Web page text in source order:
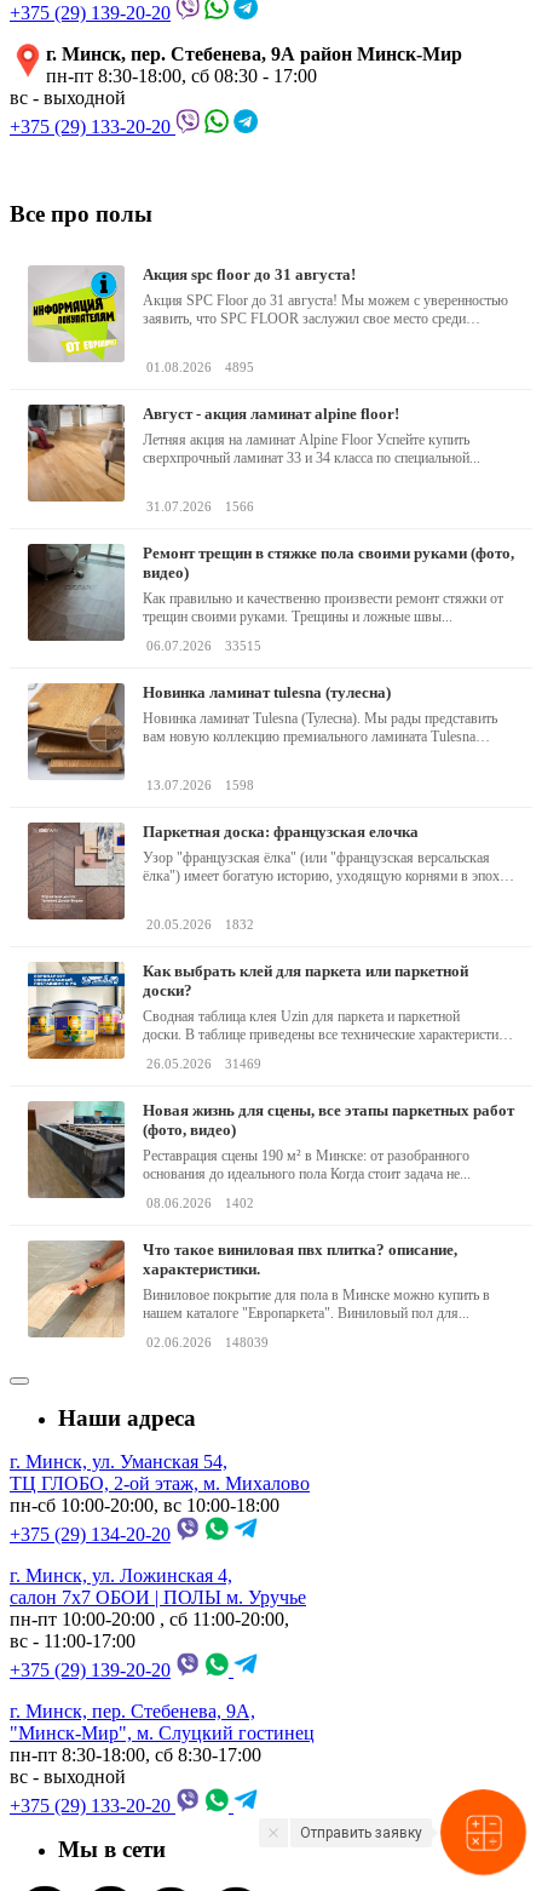
+375 (29) 139-20-20
г. Минск, пер. Стебенева, 9А район Минск-Мир
пн-пт 8:30-18:00, сб 08:30 - 17:00
вс - выходной
+375 (29) 133-20-20
Все про полы
акция spc floor до 31 августа!
Акция SPC Floor до 31 августа! Мы можем с уверенностью
заявить, что SPC FLOOR заслужил свое место среди
01.08.2026 4895
август - акция ламинат alpine floor!
Летняя акция на ламинат Alpine Floor Успейте купить
сверхпрочный ламинат 33 и 34 класса по специальной...
31.07.2026 1566
ремонт трещин в стяжке пола своими руками (фото,
видео)
Как правильно и качественно произвести ремонт стяжки от
трещин своими руками. Трещины и ложные швы...
06.07.2026 33515
новинка ламинат tulesna (тулесна)
Новинка ламинат Tulesna (Тулесна). Мы рады представить
вам новую коллекцию премиального ламината Tulesna
13.07.2026 1598
паркетная доска: французская елочка
Узор "французская ёлка" (или "французская версальская
ёлка") имеет богатую историю, уходящую корнями в эпоху
20.05.2026 1832
как выбрать клей для паркета или паркетной
доски?
Сводная таблица клея Uzin для паркета и паркетной
доски. В таблице приведены все технические характеристики
26.05.2026 31469
новая жизнь для сцены, все этапы паркетных работ
(фото, видео)
Реставрация сцены 190 м² в Минске: от разобранного
основания до идеального пола Когда стоит задача не...
08.06.2026 1402
что такое виниловая пвх плитка? описание,
характеристики.
Виниловое покрытие для пола в Минске можно купить в
нашем каталоге "Европаркета". Виниловый пол для...
02.06.2026 148039
Наши адреса
г. Минск, ул. Уманская 54,
ТЦ ГЛОБО, 2-ой этаж, м. Михалово
пн-сб 10:00-20:00, вс 10:00-18:00
+375 (29) 134-20-20
г. Минск, ул. Ложинская 4,
салон 7х7 ОБОИ | ПОЛЫ м. Уручье
пн-пт 10:00-20:00 , сб 11:00-20:00,
вс - 11:00-17:00
+375 (29) 139-20-20
г. Минск, пер. Стебенева, 9А,
"Минск-Мир", м. Слуцкий гостинец
пн-пт 8:30-18:00, сб 8:30-17:00
вс - выходной
+375 (29) 133-20-20
Мы в сети
Отправить заявку